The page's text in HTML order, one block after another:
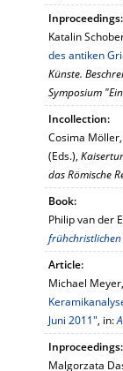
Inproceedings:
Katalin
des antiken
Künste.
Symposium
Incollection:
Cosima Möller,
(Eds.),
das Römische
Book:
Philip van der
frühchristlichen
Article:
Michael
Juni 2011", in:
Inproceedings:
Malgorzata